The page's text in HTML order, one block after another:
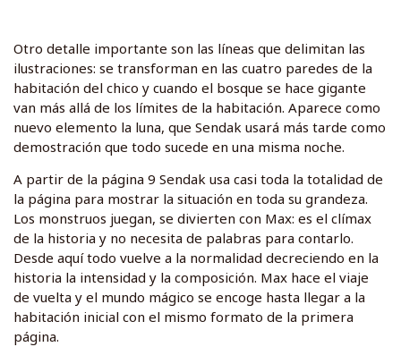
Otro detalle importante son las líneas que delimitan las
ilustraciones: se transforman en las cuatro paredes de la
habitación del chico y cuando el bosque se hace gigante
van más allá de los límites de la habitación. Aparece como
nuevo elemento la luna, que Sendak usará más tarde como
demostración que todo sucede en una misma noche.
A partir de la página 9 Sendak usa casi toda la totalidad de
la página para mostrar la situación en toda su grandeza.
Los monstruos juegan, se divierten con Max: es el clímax
de la historia y no necesita de palabras para contarlo.
Desde aquí todo vuelve a la normalidad decreciendo en la
historia la intensidad y la composición. Max hace el viaje
de vuelta y el mundo mágico se encoge hasta llegar a la
habitación inicial con el mismo formato de la primera
página.